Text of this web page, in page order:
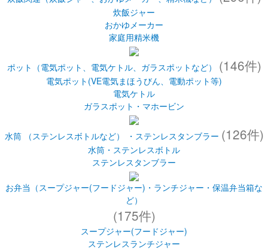
炊飯関連（炊飯ジャー、おかゆメーカー、精米機など）
炊飯ジャー
おかゆメーカー
家庭用精米機
ポット（電気ポット、電気ケトル、ガラスポットなど）
電気ポット(VE電気まほうびん、電動ポット等)
電気ケトル
ガラスポット・マホービン
水筒 （ステンレスボトルなど） ・ステンレスタンブラー (126件)
水筒・ステンレスボトル
ステンレスタンブラー